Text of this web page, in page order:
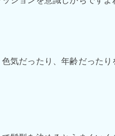
気だったり、年齢だったり